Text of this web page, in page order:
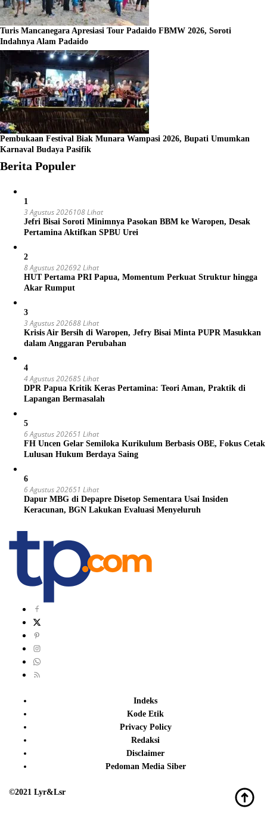
Turis Mancanegara Apresiasi Tour Padaido FBMW 2026, Soroti
Indahnya Alam Padaido
Pembukaan Festival Biak Munara Wampasi 2026, Bupati Umumkan
Karnaval Budaya Pasifik
Berita Populer
1
3 Agustus 2026108 Lihat
Jefri Bisai Soroti Minimnya Pasokan BBM ke Waropen, Desak
Pertamina Aktifkan SPBU Urei
2
8 Agustus 202692 Lihat
HUT Pertama PRI Papua, Momentum Perkuat Struktur hingga
Akar Rumput
3
3 Agustus 202688 Lihat
Krisis Air Bersih di Waropen, Jefry Bisai Minta PUPR Masukkan
dalam Anggaran Perubahan
4
4 Agustus 202685 Lihat
DPR Papua Kritik Keras Pertamina: Teori Aman, Praktik di
Lapangan Bermasalah
5
6 Agustus 202651 Lihat
FH Uncen Gelar Semiloka Kurikulum Berbasis OBE, Fokus Cetak
Lulusan Hukum Berdaya Saing
6
6 Agustus 202651 Lihat
Dapur MBG di Depapre Disetop Sementara Usai Insiden
Keracunan, BGN Lakukan Evaluasi Menyeluruh
Indeks
Kode Etik
Privacy Policy
Redaksi
Disclaimer
Pedoman Media Siber
©2021 Lyr&Lsr